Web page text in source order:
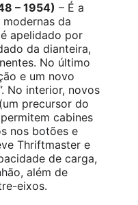
– 1954) – É a
da
apelidado por
da dianteira,
No último
e um novo
No interior, novos
precursor do
cabines
nos botões e
Thriftmaster e
de carga,
além de
eixos.